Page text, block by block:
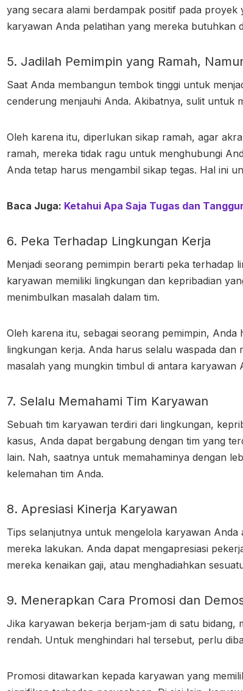
yang secara alami berdampak positif pada
karyawan Anda pelatihan yang mereka butuhkan
5. Jadilah Pemimpin yang Ramah,
Saat Anda membangun tembok tinggi untuk
cenderung menjauhi Anda. Akibatnya, sulit untuk
Oleh karena itu, diperlukan sikap ramah, agar
ramah, mereka tidak ragu untuk menghubungi
Anda tetap harus mengambil sikap tegas. Hal ini
Baca Juga: Ketahui Apa Saja Tugas dan
6. Peka Terhadap Lingkungan Kerja
Menjadi seorang pemimpin berarti peka terhadap
karyawan memiliki lingkungan dan kepribadian
menimbulkan masalah dalam tim.
Oleh karena itu, sebagai seorang pemimpin,
lingkungan kerja. Anda harus selalu waspada
masalah yang mungkin timbul di antara karyawan
7. Selalu Memahami Tim Karyawan
Sebuah tim karyawan terdiri dari lingkungan,
kasus, Anda dapat bergabung dengan tim yang
lain. Nah, saatnya untuk memahaminya dengan
kelemahan tim Anda.
8. Apresiasi Kinerja Karyawan
Tips selanjutnya untuk mengelola karyawan Anda
mereka lakukan. Anda dapat mengapresiasi
mereka kenaikan gaji, atau menghadiahkan
9. Menerapkan Cara Promosi dan
Jika karyawan bekerja berjam-jam di satu bidang,
rendah. Untuk menghindari hal tersebut, perlu
Promosi ditawarkan kepada karyawan yang